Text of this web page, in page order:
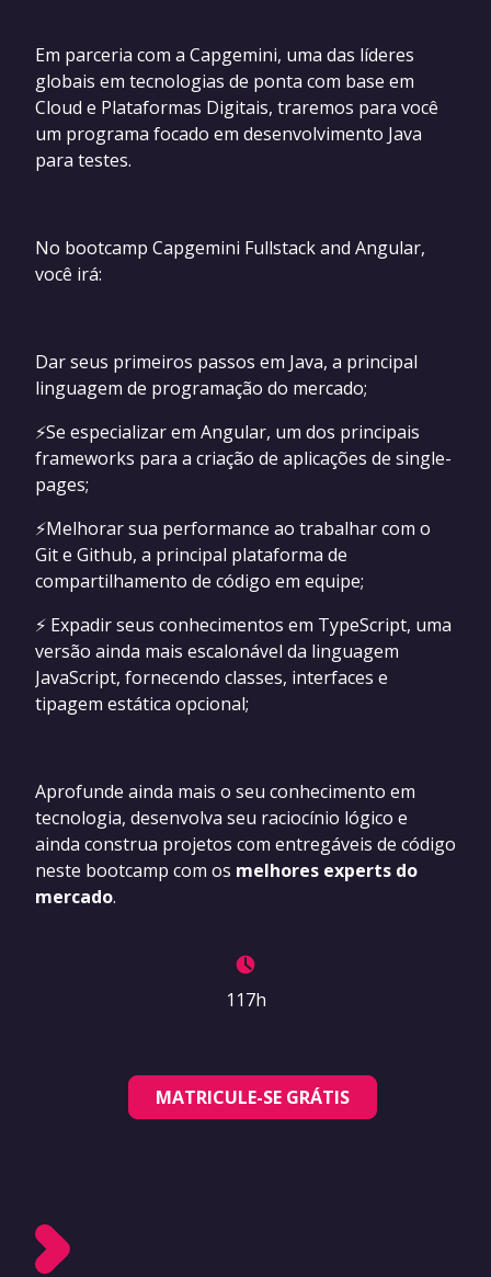
Em parceria com a Capgemini, uma das líderes
globais em tecnologias de ponta com base em
Cloud e Plataformas Digitais, traremos para você
um programa focado em desenvolvimento Java
para testes.
No bootcamp Capgemini Fullstack and Angular,
você irá:
Dar seus primeiros passos em Java, a principal
linguagem de programação do mercado;
⚡Se especializar em Angular, um dos principais
frameworks para a criação de aplicações de single-
pages;
⚡Melhorar sua performance ao trabalhar com o
Git e Github, a principal plataforma de
compartilhamento de código em equipe;
⚡ Expadir seus conhecimentos em TypeScript, uma
versão ainda mais escalonável da linguagem
JavaScript, fornecendo classes, interfaces e
tipagem estática opcional;
Aprofunde ainda mais o seu conhecimento em
tecnologia, desenvolva seu raciocínio lógico e
ainda construa projetos com entregáveis de código
neste bootcamp com os melhores experts do
mercado.
117h
MATRICULE-SE GRÁTIS